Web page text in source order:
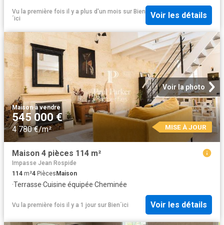
Vu la première fois il y a plus d'un mois sur Bien
´ici
Voir les détails
Voir la photo
Maison·à vendre
545 000 €
4 780 €/m² MISE À JOUR
Maison 4 pièces 114 m²
Impasse Jean Rospide
114 m²4 Pièces Maison
·Terrasse·Cuisine équipée·Cheminée
Vu la première fois il y a 1 jour sur Bien´ici Voir les détails